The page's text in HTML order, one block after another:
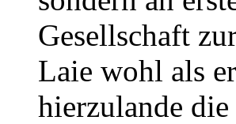
Gesellschaft
Laie wohl als
hierzulande